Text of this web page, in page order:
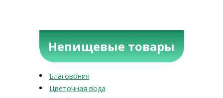
Непищевые товары
Благовония
Цветочная вода